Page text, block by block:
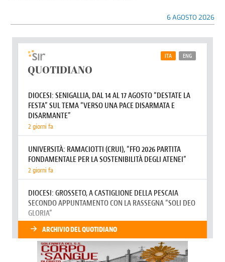
6 AGOSTO 2026